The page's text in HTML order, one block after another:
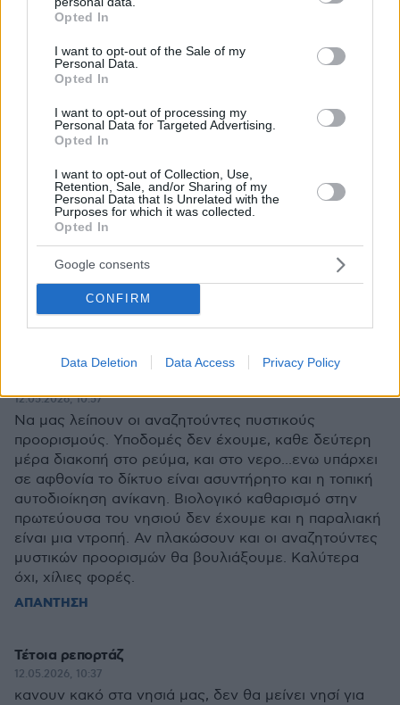
grant or deny consent to Google and its third-party tags to
use your data for below specified purposes in below Google
consent section.
Opted In
I want to opt-out of the Sale of my
Personal Data.
Opted In
I want to opt-out of processing my
Personal Data for Targeted Advertising.
Opted In
I want to opt-out of Collection, Use,
Retention, Sale, and/or Sharing of my
Personal Data that Is Unrelated with the
Purposes for which it was collected.
Opted In
Google consents
CONFIRM
Data Deletion Data Access Privacy Policy
όχι, χίλιες φορές.
ΑΠΑΝΤΗΣΗ
Μαζέψτε τους.
Τώρα που τα κονομήσατε δεν σας κάνουν οι
τουρίστες... πριν μερικά χρόνια τους κυνηγάγατε
στα χέρια... αυτά τα ξεχάσατε τώρα που τα
πιάσατε. Και τι κάνατε εσείς για τον τόπο σας ;;;
Μόνο σκουπίδια αφήνατε στις παραλίες και ήρθαν
οι τουρίστες και σας κάνανε ανθρώπους. Να τα
λέμε κι' αυτά.
ΑΠΑΝΤΗΣΗ
12.05.2026, 10:57
Να μας λείπουν οι αναζητούντες πυστικούς
προορισμούς. Υποδομές δεν έχουμε, καθε δεύτερη
μέρα διακοπή στο ρεύμα, και στο νερο...ενω υπάρχει
σε αφθονία το δίκτυο είναι ασυντήρητο και η τοπική
αυτοδιοίκηση ανίκανη. Βιολογικό καθαρισμό στην
πρωτεύουσα του νησιού δεν έχουμε και η παραλιακή
είναι μια ντροπή. Αν πλακώσουν και οι αναζητούντες
μυστικών προορισμών θα βουλιάξουμε. Καλύτερα
όχι, χίλιες φορές.
ΑΠΑΝΤΗΣΗ
Τέτοια ρεπορτάζ
12.05.2026, 10:37
κανουν κακό στα νησιά μας, δεν θα μείνει νησί για